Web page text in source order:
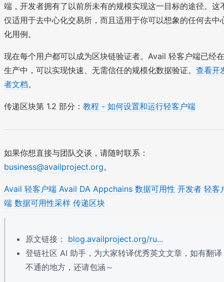
端，开发者拥有了以前所未有的规模实现这一目标的途径。这
仅适用于去中心化交易所，而且适用于你可以想象的任何去中
化用例。
现在每个用户都可以成为区块链验证者。Avail 轻客户端已经在
生产中，可以实现快速、无需信任的规模化数据验证。 查看开
者文档。
传递区块第 1.2 部分： 教程 - 如何设置和运行轻客户端
如果你想直接与团队交谈，请随时联系：
business@availproject.org。
Avail 轻客户端 Avail DA Appchains 数据可用性 开发者 轻客
端 数据可用性采样 传递区块
原文链接： blog.availproject.org/ru...
登链社区 AI 助手，为大家转译优秀英文文章，如有翻译
不通的地方，还请包涵～